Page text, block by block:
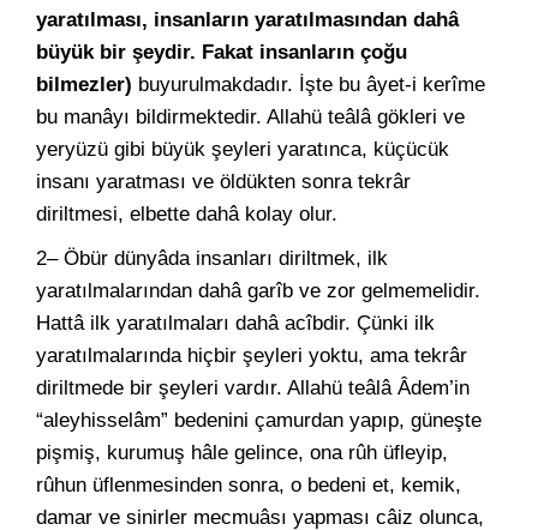
yaratılması, insanların yaratılmasından dahâ
büyük bir şeydir. Fakat insanların çoğu
bilmezler) buyurulmakdadır. İşte bu âyet-i kerîme
bu manâyı bildirmektedir. Allahü teâlâ gökleri ve
yeryüzü gibi büyük şeyleri yaratınca, küçücük
insanı yaratması ve öldükten sonra tekrâr
diriltmesi, elbette dahâ kolay olur.
2– Öbür dünyâda insanları diriltmek, ilk
yaratılmalarından dahâ garîb ve zor gelmemelidir.
Hattâ ilk yaratılmaları dahâ acîbdir. Çünki ilk
yaratılmalarında hiçbir şeyleri yoktu, ama tekrâr
diriltmede bir şeyleri vardır. Allahü teâlâ Âdem’in
“aleyhisselâm” bedenini çamurdan yapıp, güneşte
pişmiş, kurumuş hâle gelince, ona rûh üfleyip,
rûhun üflenmesinden sonra, o bedeni et, kemik,
damar ve sinirler mecmuâsı yapması câiz olunca,